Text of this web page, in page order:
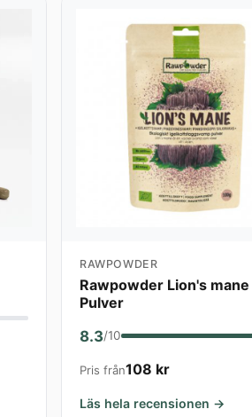
RAWPOWDER
Rawpowder Lion's mane
Pulver
8.3/10
Pris från108 kr
Läs hela recensionen →